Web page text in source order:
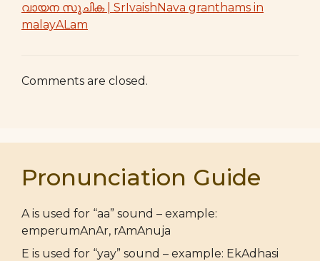
വായന സൂചിക | SrIvaishNava granthams in
malayALam
Comments are closed.
Pronunciation Guide
A is used for “aa” sound – example:
emperumAnAr, rAmAnuja
E is used for “yay” sound – example: EkAdhasi